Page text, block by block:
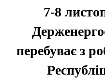
7-8
перебуває з